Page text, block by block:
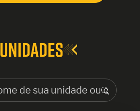
UNIDADES